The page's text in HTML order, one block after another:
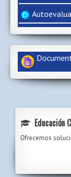
Educación
Ofrecemos